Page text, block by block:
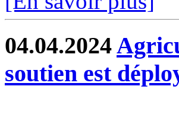
04.04.2024
soutien est